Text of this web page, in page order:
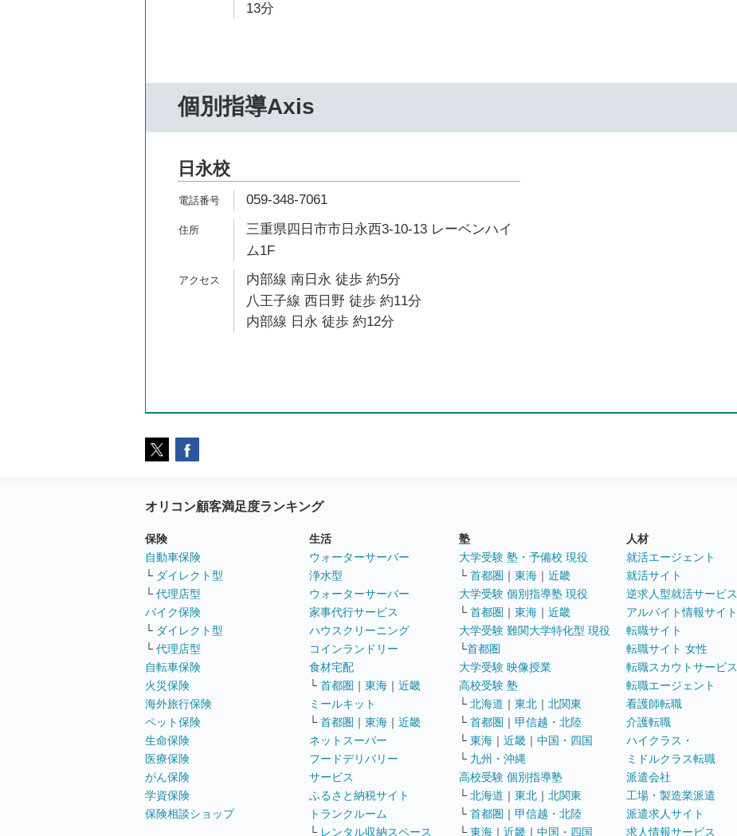
13分
個別指導Axis
日永校
059-348-7061
三重県四日市市日永西3-10-13 レーベンハイ
ム1F
内部線 南日永 徒歩 約5分
八王子線 西日野 徒歩 約11分
内部線 日永 徒歩 約12分
オリコン顧客満足度ランキング
保険
自動車保険
└ ダイレクト型
└ 代理店型
バイク保険
└ ダイレクト型
└ 代理店型
自転車保険
火災保険
海外旅行保険
ペット保険
生命保険
医療保険
がん保険
学資保険
保険相談ショップ
生活
ウォーターサーバー
浄水型
ウォーターサーバー
家事代行サービス
ハウスクリーニング
コインランドリー
食材宅配
└ 首都圏 ｜ 東海 ｜ 近畿
ミールキット
└ 首都圏 ｜ 東海 ｜ 近畿
ネットスーパー
フードデリバリー
サービス
ふるさと納税サイト
トランクルーム
└ レンタル収納スペース
塾
大学受験 塾・予備校 現役
└ 首都圏 ｜ 東海 ｜ 近畿
大学受験 個別指導塾 現役
└ 首都圏 ｜ 東海 ｜ 近畿
大学受験 難関大学特化型 現役
└首都圏
大学受験 映像授業
高校受験 塾
└ 北海道 ｜ 東北 ｜ 北関東
└ 首都圏 ｜ 甲信越・北陸
└ 東海 ｜ 近畿 ｜ 中国・四国
└ 九州・沖縄
高校受験 個別指導塾
└ 北海道 ｜ 東北 ｜ 北関東
└ 首都圏 ｜ 甲信越・北陸
└ 東海 ｜ 近畿 ｜ 中国・四国
人材
就活エージェント
就活サイト
逆求人型就活サービス
アルバイト情報サイト
転職サイト
転職サイト 女性
転職スカウトサービス
転職エージェント
看護師転職
介護転職
ハイクラス・
ミドルクラス転職
派遣会社
工場・製造業派遣
派遣求人サイト
求人情報サービス